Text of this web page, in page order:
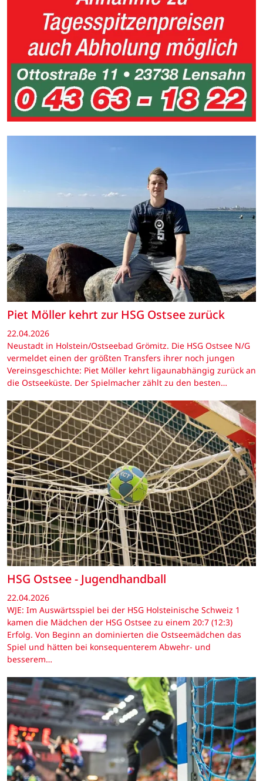
Piet Möller kehrt zur HSG Ostsee zurück
22.04.2026
Neustadt in Holstein/Ostseebad Grömitz. Die HSG Ostsee N/G
vermeldet einen der größten Transfers ihrer noch jungen
Vereinsgeschichte: Piet Möller kehrt ligaunabhängig zurück an
die Ostseeküste. Der Spielmacher zählt zu den besten…
HSG Ostsee - Jugendhandball
22.04.2026
WJE: Im Auswärtsspiel bei der HSG Holsteinische Schweiz 1
kamen die Mädchen der HSG Ostsee zu einem 20:7 (12:3)
Erfolg. Von Beginn an dominierten die Ostseemädchen das
Spiel und hätten bei konsequenterem Abwehr- und
besserem…